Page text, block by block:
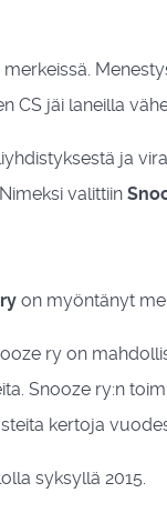
CS jäi laneilla
ja
valittiin
on myöntänyt
ry on
Snooze ry:n
kertoja
syksyllä 2015.